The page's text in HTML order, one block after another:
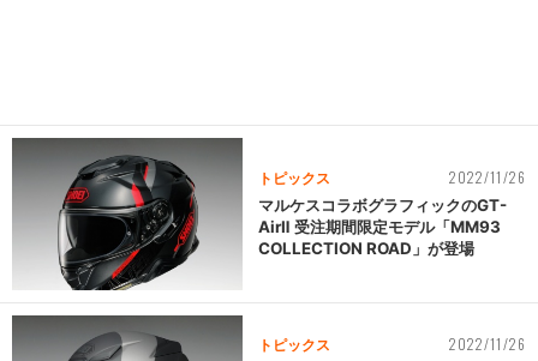
トピックス 2022/11/26
マルケスコラボグラフィックのGT-
AirⅡ 受注期間限定モデル「MM93
COLLECTION ROAD」が登場
トピックス 2022/11/26